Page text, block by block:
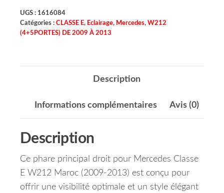
UGS : 1616084
Catégories : CLASSE E, Eclairage, Mercedes, W212
(4+5PORTES) DE 2009 À 2013
Description
Informations complémentaires Avis (0)
Description
Ce phare principal droit pour Mercedes Classe
E W212 Maroc (2009-2013) est conçu pour
offrir une visibilité optimale et un style élégant